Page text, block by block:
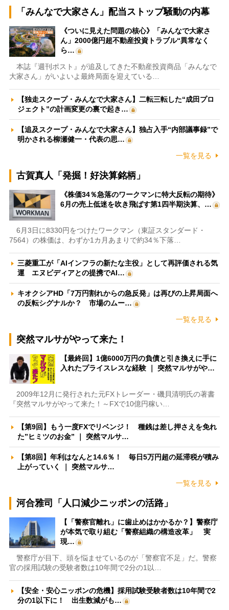
「みんなで大家さん」配当ストップ騒動の内幕
《ついに見えた問題の核心》「みんなで大家さ
ん」2000億円超不動産投資トラブル“異常なく
ら…
本誌『週刊ポスト』が追及してきた不動産投資商品「みんなで
大家さん」がいよいよ最終局面を迎えている…
【独走スクープ・みんなで大家さん】二転三転した“成田プロ
ジェクト”の計画変更の裏で起き…
【追及スクープ・みんなで大家さん】独占入手“内部議事録”で
明かされる柳瀬健一・代表の思…
一覧を見る
古賀真人「発掘！好決算銘柄」
《株価34％急落のワークマンに特大反転の期待》
6月の売上低迷を吹き飛ばす第1四半期決算、…
6月3日に8330円をつけたワークマン（東証スタンダード・
7564）の株価は、わずか1カ月あまりで約34％下落…
三菱重工が「AIインフラの新たな主役」として再評価される気
運 エヌビディアとの提携でAI…
キオクシアHD「7万円割れからの急反発」は再びの上昇局面へ
の反転シグナルか？ 市場のムー…
一覧を見る
突然マルサがやって来た！
【最終回】1億6000万円の負債と引き換えに手に
入れたプライスレスな経験 ｜ 突然マルサがや…
2009年12月に発行された元FXトレーダー・磯貝清明氏の著書
『突然マルサがやって来た！～FXで10億円稼い…
【第9回】もう一度FXでリベンジ！ 種銭は差し押さえを免れ
た”ヒミツのお金” ｜ 突然マルサ…
【第8回】年利はなんと14.6％！ 毎日5万円超の延滞税が積み
上がっていく ｜ 突然マルサ…
一覧を見る
河合雅司「人口減少ニッポンの活路」
【「警察官離れ」に歯止めはかかるか？】警察庁
が本気で取り組む「警察組織の構造改革」 実
現…
警察庁が目下、頭を悩ませているのが「警察官不足」だ。警察
官の採用試験の受験者数は10年間で2分の1以…
【安全・安心ニッポンの危機】採用試験受験者数は10年間で2
分の1以下に！ 出生数減がも…